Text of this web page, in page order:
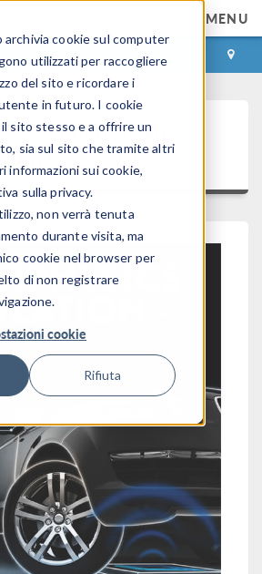
cookie sul computer
utilizzati per raccogliere
del sito e ricordare i
in futuro. I cookie
sito stesso e a offrire un
sia sul sito che tramite altri
informazioni sui cookie,
sulla privacy.
non verrà tenuta
durante visita, ma
cookie nel browser per
di non registrare
cookie
Rifiuta
MENU
ACCEDI CONTACT
Simulation: An
Insert 2015